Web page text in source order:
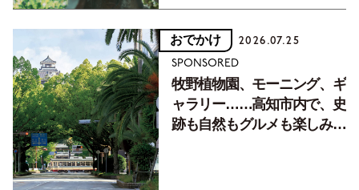
おでかけ 2026.07.25
SPONSORED
牧野植物園、モーニング、ギ
ャラリー……高知市内で、史
跡も自然もグルメも楽しみ尽